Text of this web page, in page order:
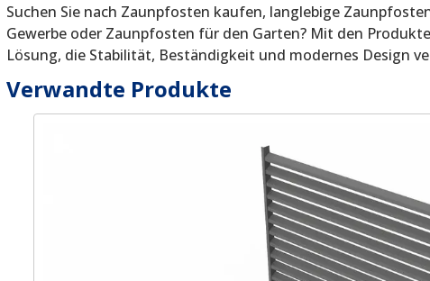
Suchen Sie nach Zaunpfosten kaufen, langlebige
Gewerbe oder Zaunpfosten für den Garten? Mit den
Lösung, die Stabilität, Beständigkeit und modernes Design
Verwandte Produkte